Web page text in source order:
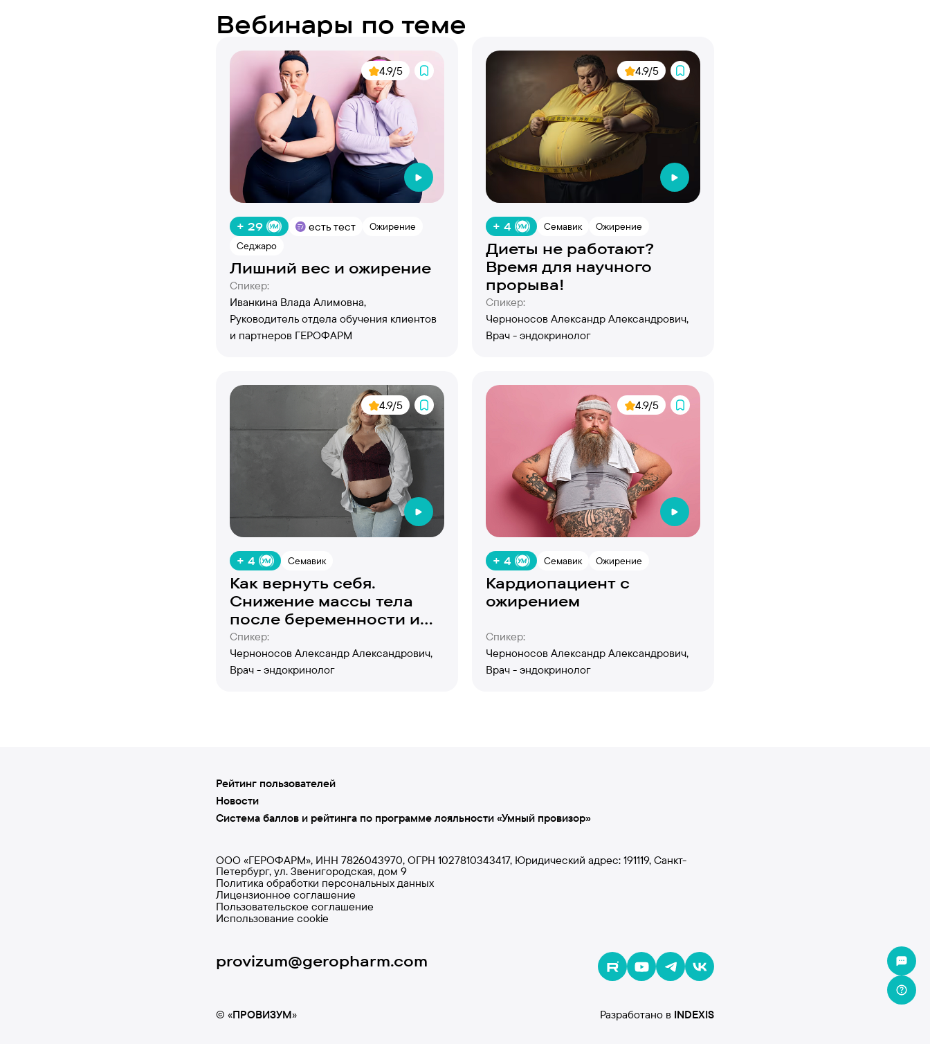
Вебинары по теме
+ 29 есть тест
Ожирение
Седжаро
Лишний вес и ожирение
Спикер:
Иванкина Влада Алимовна,
Руководитель отдела обучения клиентов
и партнеров ГЕРОФАРМ
4.9/5
+ 4 Семавик Ожирение
Диеты не работают?
Время для научного
прорыва!
Спикер:
Черноносов Александр Александрович,
Врач - эндокринолог
4.9/5
+ 4 Семавик
Как вернуть себя.
Снижение массы тела
после беременности и
родов - научный подход
Спикер:
Черноносов Александр Александрович,
Врач - эндокринолог
4.9/5
+ 4 Семавик Ожирение
Кардиопациент с
ожирением
Спикер:
Черноносов Александр Александрович,
Врач - эндокринолог
4.9/5
Рейтинг пользователей
Новости
Система баллов и рейтинга по программе лояльности «Умный провизор»
ООО «ГЕРОФАРМ», ИНН 7826043970, ОГРН 1027810343417, Юридический адрес: 191119, Санкт-
Петербург, ул. Звенигородская, дом 9
Политика обработки персональных данных
Лицензионное соглашение
Пользовательское соглашение
Использование cookie
provizum@geropharm.com
© «ПРОВИЗУМ» Разработано в INDEXIS